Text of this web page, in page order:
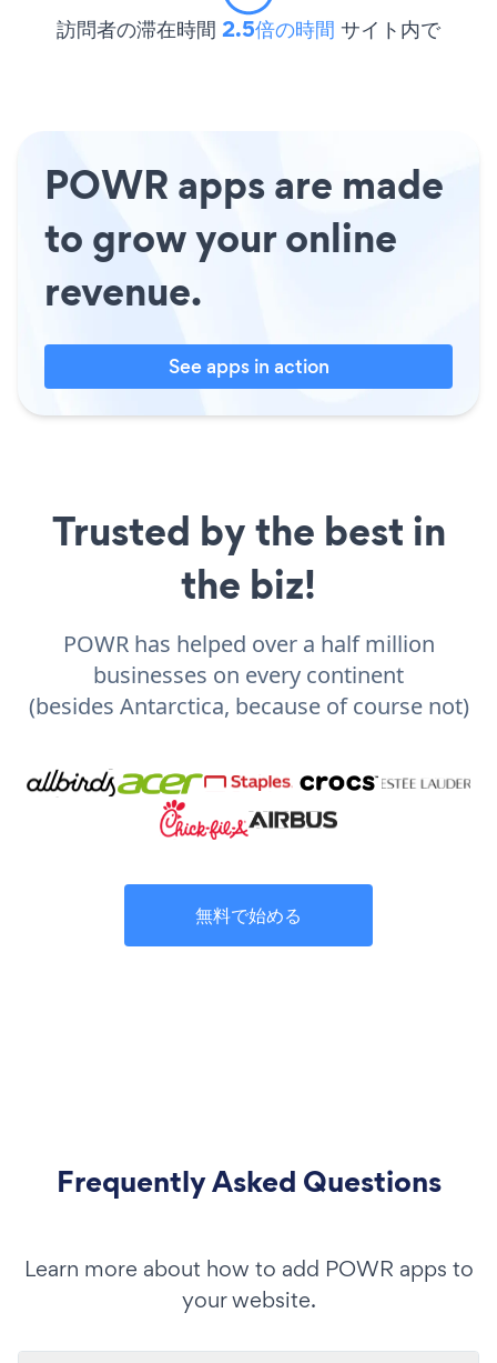
訪問者の滞在時間 2.5倍の時間 サイト内で
POWR apps are made
to grow your online
revenue.
See apps in action
Trusted by the best in
the biz!
POWR has helped over a half million
businesses on every continent
(besides Antarctica, because of course not)
無料で始める
Frequently Asked Questions
Learn more about how to add POWR apps to
your website.